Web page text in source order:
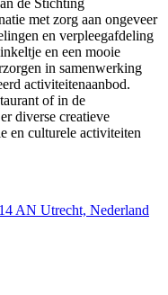
de Stichting
met zorg aan ongeveer
en verpleegafdeling
en een mooie
in samenwerking
activiteitenaanbod.
of in de
diverse creatieve
en culturele activiteiten
AN Utrecht, Nederland